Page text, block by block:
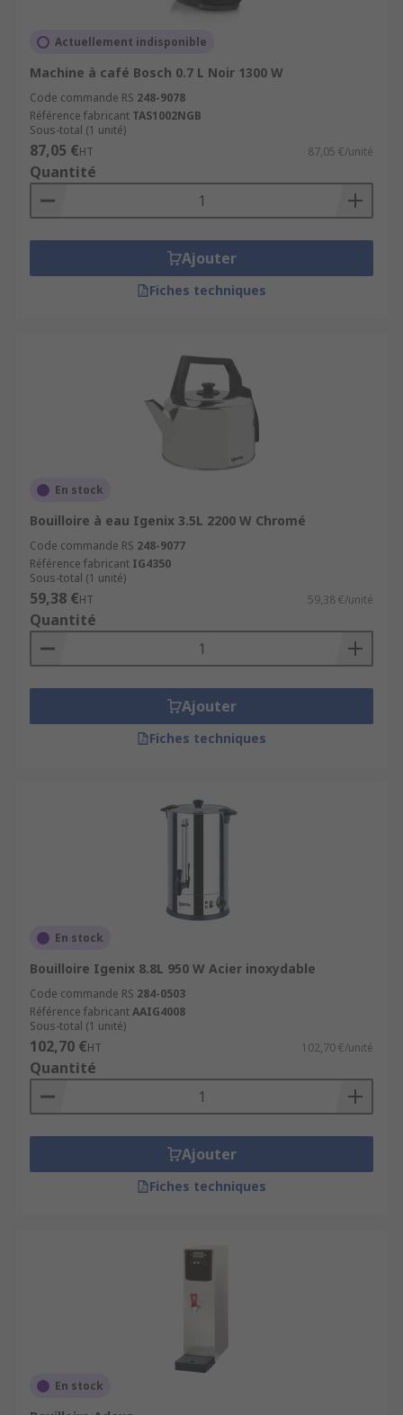
Actuellement indisponible
Machine à café Bosch 0.7 L Noir 1300 W
Code commande RS 248-9078
Référence fabricant TAS1002NGB
Sous-total (1 unité)
87,05 €HT 87,05 €/unité
Quantité
Ajouter
Fiches techniques
En stock
Bouilloire à eau Igenix 3.5L 2200 W Chromé
Code commande RS 248-9077
Référence fabricant IG4350
Sous-total (1 unité)
59,38 €HT 59,38 €/unité
Quantité
Ajouter
Fiches techniques
En stock
Bouilloire Igenix 8.8L 950 W Acier inoxydable
Code commande RS 284-0503
Référence fabricantAAIG4008
Sous-total (1 unité)
102,70 €HT 102,70 €/unité
Quantité
Ajouter
Fiches techniques
En stock